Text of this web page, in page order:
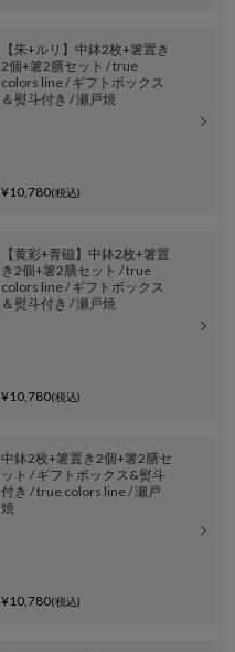
【朱+ルリ】中鉢2枚+箸置き
2個+箸2膳セット / true
colors line / ギフトボックス
＆熨斗付き / 瀬戸焼
¥10,780(税込)
【黄彩+青磁】中鉢2枚+箸置
き2個+箸2膳セット / true
colors line / ギフトボックス
＆熨斗付き / 瀬戸焼
¥10,780(税込)
中鉢2枚+箸置き2個+箸2膳セ
ット / ギフトボックス&熨斗
付き / true colors line / 瀬戸
焼
¥10,780(税込)